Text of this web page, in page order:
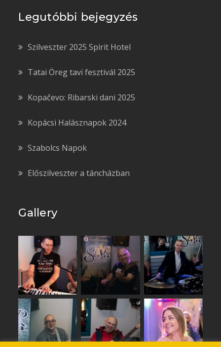
Legutóbbi bejegyzés
Szilveszter 2025 Spirit Hotel
Tatai Öreg tavi fesztivál 2025
Kopačevo: Ribarski dani 2025
Kopácsi Halásznapok 2024
Szabolcs Napok
Előszilveszter a táncházban
Gallery